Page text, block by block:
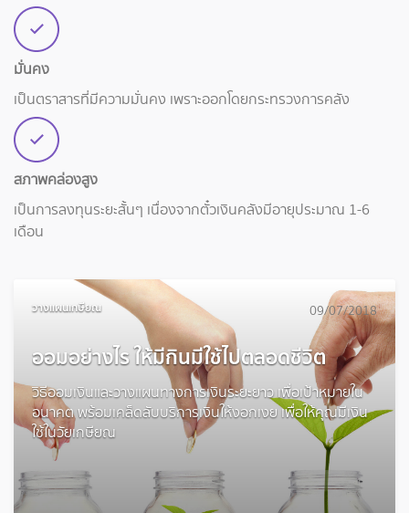
มั่นคง
เป็นตราสารที่มีความมั่นคง เพราะออกโดยกระทรวงการคลัง
สภาพคล่องสูง
เป็นการลงทุนระยะสั้นๆ เนื่องจากตั๋วเงินคลังมีอายุประมาณ 1-6
เดือน
09/07/2018
วางแผนเกษียณ
ออมอย่างไร ให้มีกินมีใช้ไปตลอดชีวิต
วิธีออมเงินและวางแผนทางการเงินระยะยาว เพื่อเป้าหมายใน
อนาคต พร้อมเคล็ดลับบริการเงินให้งอกเงย เพื่อให้คุณมีเงิน
ใช้ในวัยเกษียณ